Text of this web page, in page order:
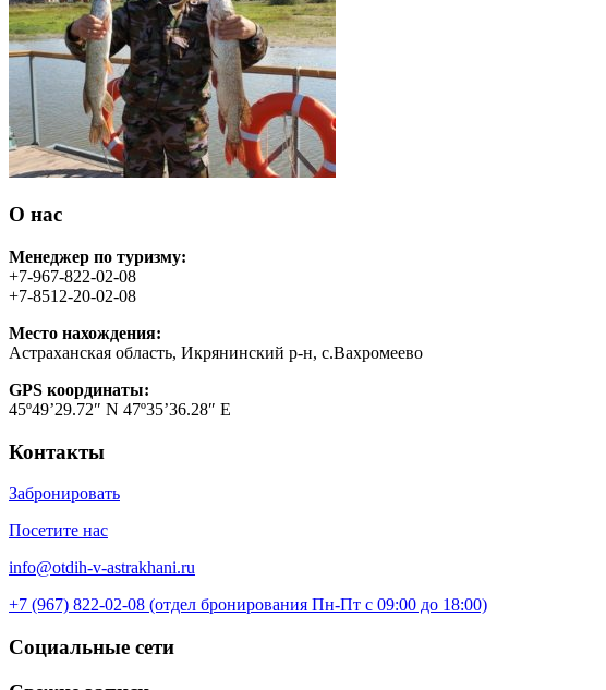
О нас
Менеджер по туризму:
+7-967-822-02-08
+7-8512-20-02-08
Место нахождения:
Астраханская область, Икрянинский р-н, с.Вахромеево
GPS координаты:
45º49’29.72″ N 47º35’36.28″ E
Контакты
Забронировать
Посетите нас
info@otdih-v-astrakhani.ru
+7 (967) 822-02-08 (отдел бронирования Пн-Пт с 09:00 до 18:00)
Социальные сети